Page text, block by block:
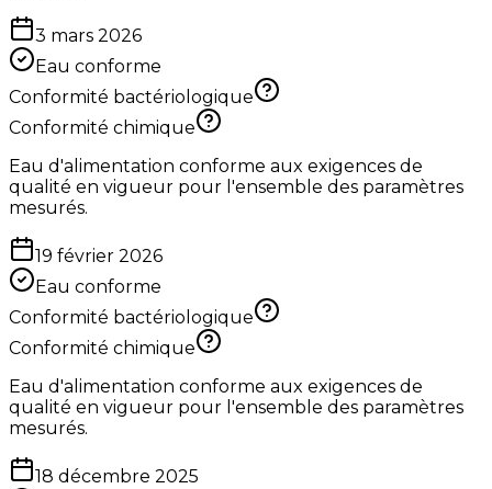
3 mars 2026
Eau conforme
Conformité bactériologique
Conformité chimique
Eau d'alimentation conforme aux exigences de
qualité en vigueur pour l'ensemble des paramètres
mesurés.
19 février 2026
Eau conforme
Conformité bactériologique
Conformité chimique
Eau d'alimentation conforme aux exigences de
qualité en vigueur pour l'ensemble des paramètres
mesurés.
18 décembre 2025